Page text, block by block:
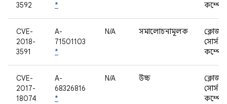
3592
*
CVE-
2018-
3591
A-
71501103
*
N/A সমালোচনামূলক
ক্লোজড
সোর্স
CVE-
2017-
18074
A-
68326816
*
N/A উচ্চ
ক্লোজড
সোর্স